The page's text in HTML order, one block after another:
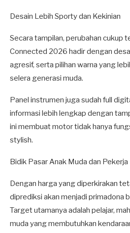
Desain Lebih Sporty dan Kekinian
Secara tampilan, perubahan cukup
Connected 2026 hadir dengan
agresif, serta pilihan warna yang
selera generasi muda.
Panel instrumen juga sudah full
informasi lebih lengkap dengan
ini membuat motor tidak hanya
stylish.
Bidik Pasar Anak Muda dan Pekerja
Dengan harga yang diperkirakan
diprediksi akan menjadi primadona
Target utamanya adalah pelajar,
muda yang membutuhkan